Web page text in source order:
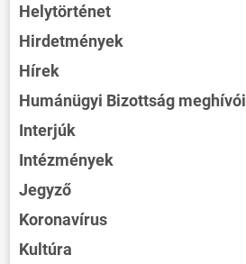
Helytörténet
Hirdetmények
Hírek
Humánügyi Bizottság meghívói
Interjúk
Intézmények
Jegyző
Koronavírus
Kultúra